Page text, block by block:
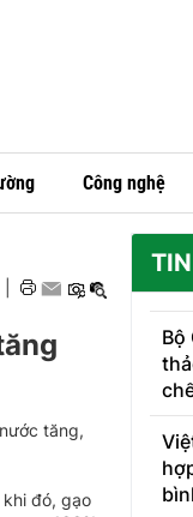
Công nghệ
tăng,
đó, gạo
Bộ